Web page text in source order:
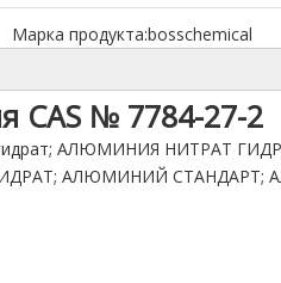
Марка продукта:bosschemical
CAS № 7784-27-2
АЛЮМИНИЯ
АЛЮМИНИЙ СТАНДАРТ;